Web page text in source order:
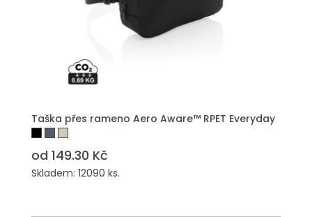
Taška přes rameno Aero Aware™ RPET Everyday
od 149.30 Kč
Skladem: 12090 ks.